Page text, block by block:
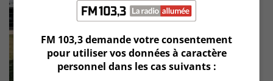
FM 103,3 demande votre consentement
pour utiliser vos données à caractère
personnel dans les cas suivants :